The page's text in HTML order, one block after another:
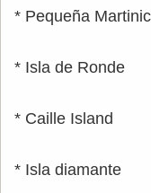
* Pequeña
* Isla de Ronde
* Caille Island
* Isla diamante